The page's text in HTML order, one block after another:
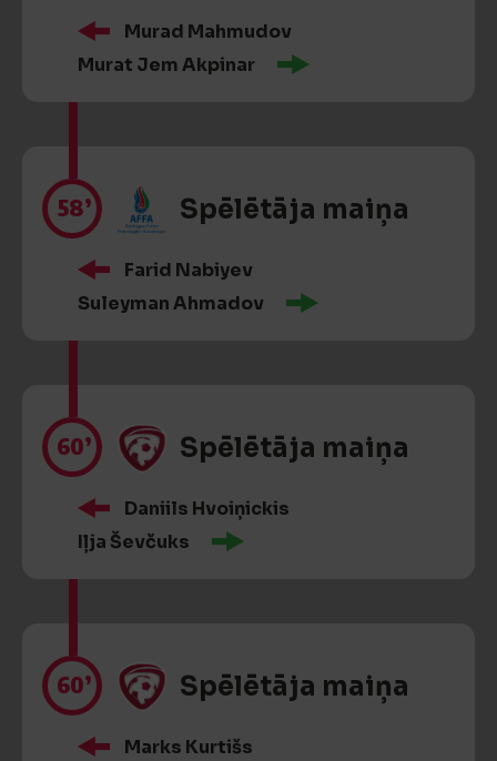
Murad Mahmudov
Murat Jem Akpinar
58’ Spēlētāja maiņa
Farid Nabiyev
Suleyman Ahmadov
60’ Spēlētāja maiņa
Daniils Hvoiņickis
Iļja Ševčuks
60’ Spēlētāja maiņa
Marks Kurtišs